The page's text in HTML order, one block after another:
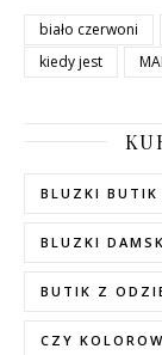
biało czerwoni
kiedy jest
BLUZKI BUTIK
BLUZKI
BUTIK Z
CZY